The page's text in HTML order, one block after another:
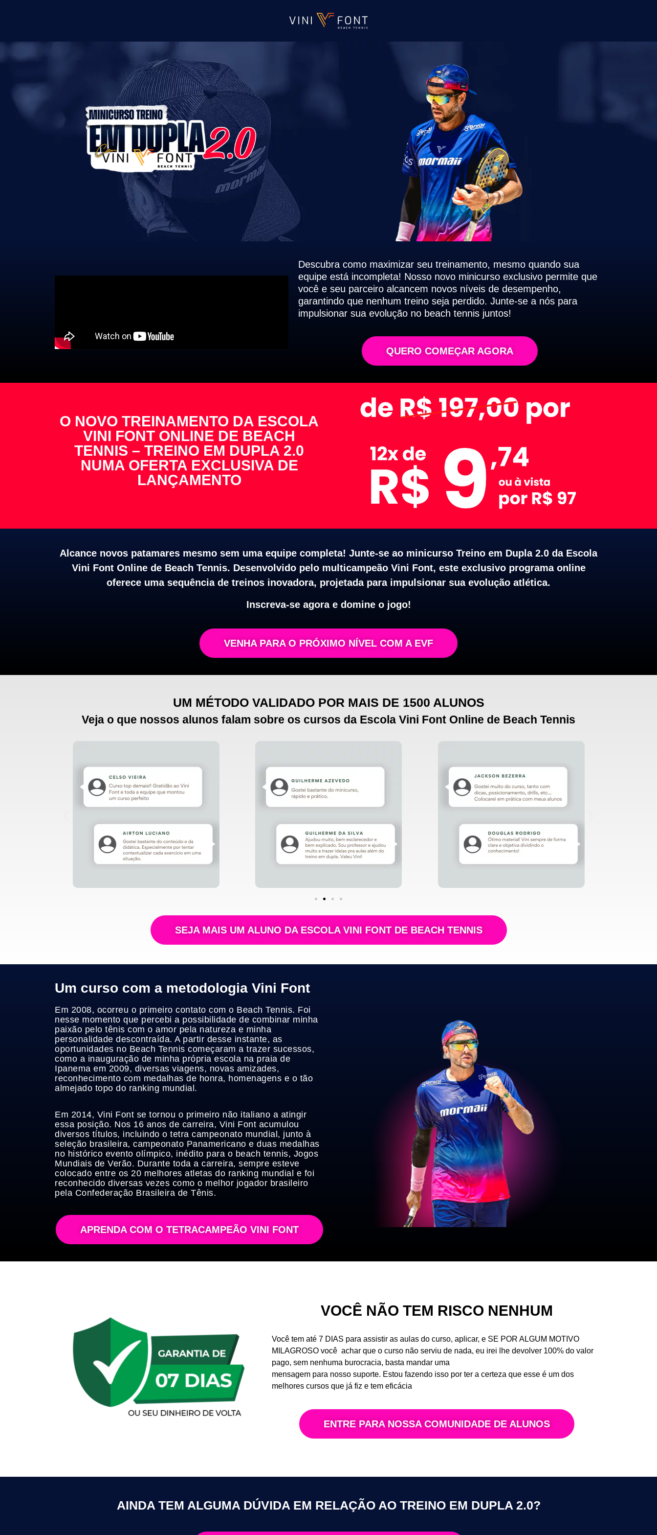
Descubra como maximizar seu treinamento, mesmo quando sua
equipe está incompleta! Nosso novo minicurso exclusivo permite que
você e seu parceiro alcancem novos níveis de desempenho,
garantindo que nenhum treino seja perdido. Junte-se a nós para
impulsionar sua evolução no beach tennis juntos!
QUERO COMEÇAR AGORA
O NOVO TREINAMENTO DA ESCOLA
VINI FONT ONLINE DE BEACH
TENNIS – TREINO EM DUPLA 2.0
NUMA OFERTA EXCLUSIVA DE
LANÇAMENTO
Alcance novos patamares mesmo sem uma equipe completa! Junte-se ao minicurso Treino em Dupla 2.0 da Escola
Vini Font Online de Beach Tennis. Desenvolvido pelo multicampeão Vini Font, este exclusivo programa online
oferece uma sequência de treinos inovadora, projetada para impulsionar sua evolução atlética.
Inscreva-se agora e domine o jogo!
VENHA PARA O PRÓXIMO NÍVEL COM A EVF
UM MÉTODO VALIDADO POR MAIS DE 1500 ALUNOS
Veja o que nossos alunos falam sobre os cursos da Escola Vini Font Online de Beach Tennis
SEJA MAIS UM ALUNO DA ESCOLA VINI FONT DE BEACH TENNIS
Um curso com a metodologia Vini Font
Em 2008, ocorreu o primeiro contato com o Beach Tennis. Foi
nesse momento que percebi a possibilidade de combinar minha
paixão pelo tênis com o amor pela natureza e minha
personalidade descontraída. A partir desse instante, as
oportunidades no Beach Tennis começaram a trazer sucessos,
como a inauguração de minha própria escola na praia de
Ipanema em 2009, diversas viagens, novas amizades,
reconhecimento com medalhas de honra, homenagens e o tão
almejado topo do ranking mundial.
Em 2014, Vini Font se tornou o primeiro não italiano a atingir
essa posição. Nos 16 anos de carreira, Vini Font acumulou
diversos títulos, incluindo o tetra campeonato mundial, junto à
seleção brasileira, campeonato Panamericano e duas medalhas
no histórico evento olímpico, inédito para o beach tennis, Jogos
Mundiais de Verão. Durante toda a carreira, sempre esteve
colocado entre os 20 melhores atletas do ranking mundial e foi
reconhecido diversas vezes como o melhor jogador brasileiro
pela Confederação Brasileira de Tênis.
APRENDA COM O TETRACAMPEÃO VINI FONT
VOCÊ NÃO TEM RISCO NENHUM
Você tem até 7 DIAS para assistir as aulas do curso, aplicar, e SE POR ALGUM MOTIVO
MILAGROSO você achar que o curso não serviu de nada, eu irei lhe devolver 100% do valor
pago, sem nenhuma burocracia, basta mandar uma
mensagem para nosso suporte. Estou fazendo isso por ter a certeza que esse é um dos
melhores cursos que já fiz e tem eficácia
ENTRE PARA NOSSA COMUNIDADE DE ALUNOS
AINDA TEM ALGUMA DÚVIDA EM RELAÇÃO AO TREINO EM DUPLA 2.0?